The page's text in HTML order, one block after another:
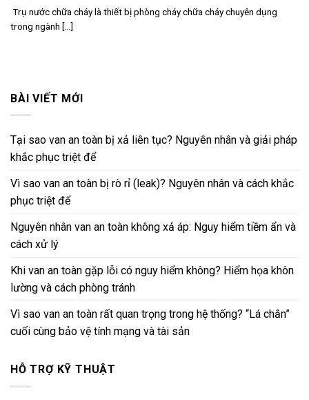
Trụ nước chữa cháy là thiết bị phòng cháy chữa cháy chuyên dụng
trong ngành [...]
BÀI VIẾT MỚI
Tại sao van an toàn bị xả liên tục? Nguyên nhân và giải pháp
khắc phục triệt để
Vì sao van an toàn bị rò rỉ (leak)? Nguyên nhân và cách khắc
phục triệt để
Nguyên nhân van an toàn không xả áp: Nguy hiểm tiềm ẩn và
cách xử lý
Khi van an toàn gặp lỗi có nguy hiểm không? Hiểm họa khôn
lường và cách phòng tránh
Vì sao van an toàn rất quan trọng trong hệ thống? “Lá chắn”
cuối cùng bảo vệ tính mạng và tài sản
HỖ TRỢ KỸ THUẬT